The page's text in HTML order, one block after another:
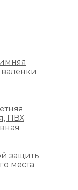
ПВХ
защиты
места